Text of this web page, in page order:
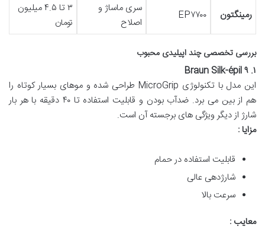
رمینگتون EP۷۷۰۰
سری ماساژ و
اصلاح
۳ تا ۴.۵ میلیون
تومان
بررسی تخصصی چند اپیلیدی محبوب
۱. Braun Silk-épil ۹
این مدل با تکنولوژی MicroGrip طراحی شده و موهای بسیار کوتاه را
هم از بین می برد. ضدآب بودن و قابلیت استفاده تا ۴۰ دقیقه با هر بار
شارژ از دیگر ویژگی های برجسته آن است.
مزایا :
قابلیت استفاده در حمام
شارژدهی عالی
سرعت بالا
معایب :